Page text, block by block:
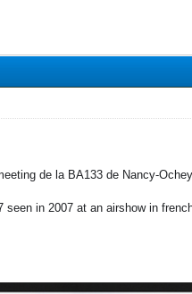
de la BA133 de Nancy-
seen in 2007 at an airshow in